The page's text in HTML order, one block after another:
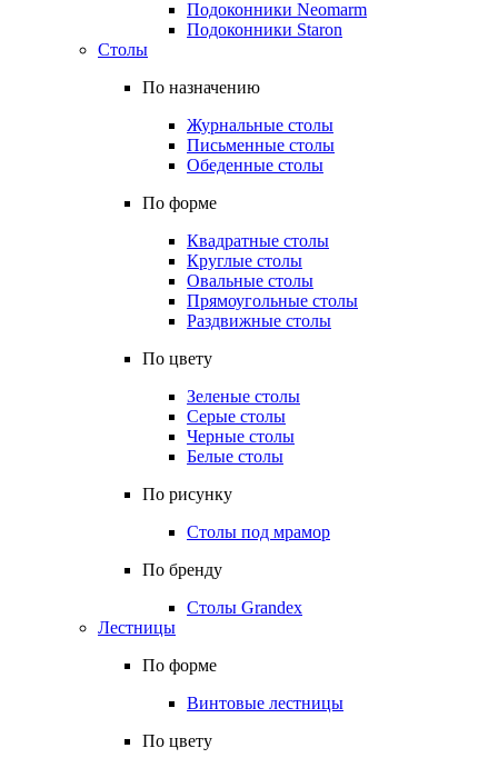
Подоконники Neomarm
Подоконники Staron
Столы
По назначению
Журнальные столы
Письменные столы
Обеденные столы
По форме
Квадратные столы
Круглые столы
Овальные столы
Прямоугольные столы
Раздвижные столы
По цвету
Зеленые столы
Серые столы
Черные столы
Белые столы
По рисунку
Столы под мрамор
По бренду
Столы Grandex
Лестницы
По форме
Винтовые лестницы
По цвету